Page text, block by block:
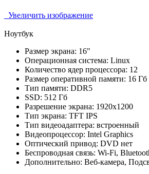
Увеличить изображение
Ноутбук
Размер экрана: 16"
Операционная система: Linux
Количество ядер процессора: 12
Размер оперативной памяти: 16 Гб
Тип памяти: DDR5
SSD: 512 Гб
Разрешение экрана: 1920x1200
Тип экрана: TFT IPS
Тип видеоадаптера: встроенный
Видеопроцессор: Intel Graphics
Оптический привод: DVD нет
Беспроводная связь: Wi-Fi,
Дополнительно: Веб-камера,